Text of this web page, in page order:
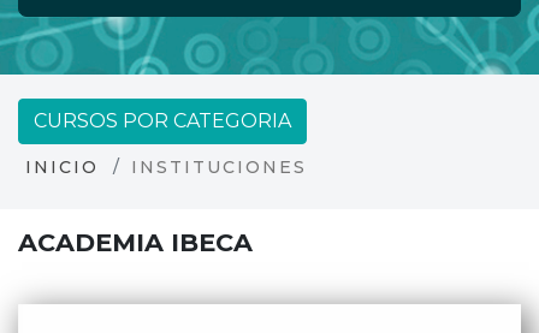
CURSOS POR CATEGORIA
INICIO INSTITUCIONES
ACADEMIA IBECA